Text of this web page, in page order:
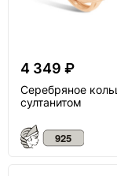
4 349 ₽
Серебряное
султанитом